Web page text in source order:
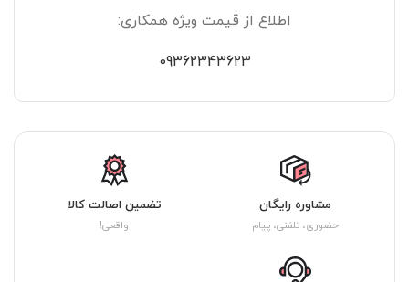
اطلاع از قیمت ویژه همکاری:
09362343623
مشاوره رایگان
حضوری، تلفنی، پیام
تضمین اصالت کالا
واقعی!